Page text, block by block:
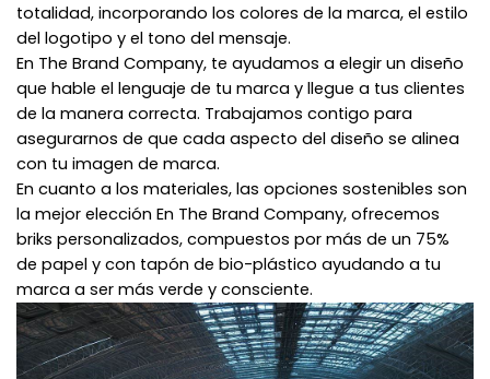
totalidad, incorporando los colores de la marca, el estilo
del logotipo y el tono del mensaje.
En The Brand Company, te ayudamos a elegir un diseño
que hable el lenguaje de tu marca y llegue a tus clientes
de la manera correcta. Trabajamos contigo para
asegurarnos de que cada aspecto del diseño se alinea
con tu imagen de marca.
En cuanto a los materiales, las opciones sostenibles son
la mejor elección En The Brand Company, ofrecemos
briks personalizados, compuestos por más de un 75%
de papel y con tapón de bio-plástico ayudando a tu
marca a ser más verde y consciente.